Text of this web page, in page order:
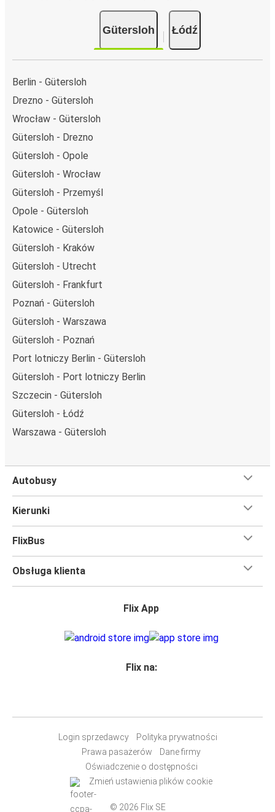
Gütersloh Łódź
Berlin - Gütersloh
Drezno - Gütersloh
Wrocław - Gütersloh
Gütersloh - Drezno
Gütersloh - Opole
Gütersloh - Wrocław
Gütersloh - Przemyśl
Opole - Gütersloh
Katowice - Gütersloh
Gütersloh - Kraków
Gütersloh - Utrecht
Gütersloh - Frankfurt
Poznań - Gütersloh
Gütersloh - Warszawa
Gütersloh - Poznań
Port lotniczy Berlin - Gütersloh
Gütersloh - Port lotniczy Berlin
Szczecin - Gütersloh
Gütersloh - Łódź
Warszawa - Gütersloh
Autobusy
Kierunki
FlixBus
Obsługa klienta
Flix App
Flix na:
Login sprzedawcy
Polityka prywatności
Prawa pasażerów
Dane firmy
Oświadczenie o dostępności
Zmień ustawienia plików cookie
© 2026 Flix SE